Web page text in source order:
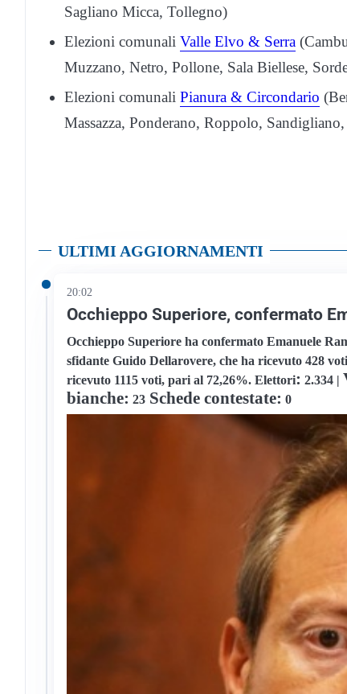
Sagliano Micca, Tollegno)
Elezioni comunali Valle Elvo & Serra
Muzzano, Netro, Pollone, Sala Biellese,
Elezioni comunali Pianura & Circondario
Massazza, Ponderano, Roppolo,
ULTIMI AGGIORNAMENTI
20:02
Occhieppo Superiore, confermato
Occhieppo Superiore ha confermato Emanuele
sfidante Guido Dellarovere, che ha ricevuto 428
ricevuto 1115 voti, pari al 72,26%.Elettori: 2.334 |
bianche: 23 Schede contestate: 0